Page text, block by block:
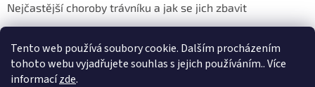
Tento web používá soubory cookie. Dalším procházením
tohoto webu vyjadřujete souhlas s jejich používáním.. Více
informacízde.
Nejčastější choroby trávníku a jak se jich zbavit
Údržba trávníku v měsíci květnu